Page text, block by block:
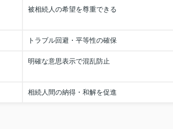
被相続人の希望を尊重できる
トラブル回避・平等性の確保
明確な意思表示で混乱防止
相続人間の納得・和解を促進